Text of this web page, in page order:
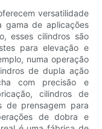
versatilidade
gama de aplicações
esses cilindros são
para elevação e
numa operação
de dupla ação
com precisão e
cilindros de
de prensagem para
de dobra e